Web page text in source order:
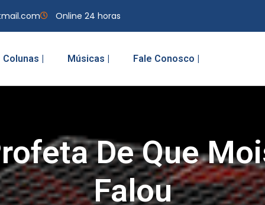
Online 24 horas
Colunas | Músicas | Fale Conosco |
De Que
Falou